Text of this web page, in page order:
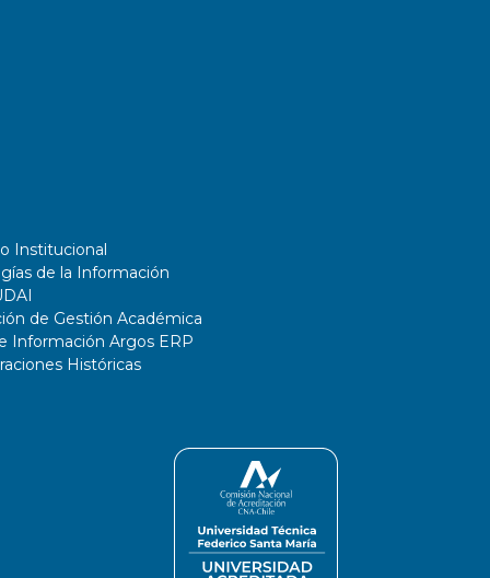
Institucional
de la Información
de Gestión Académica
Información Argos ERP
Históricas